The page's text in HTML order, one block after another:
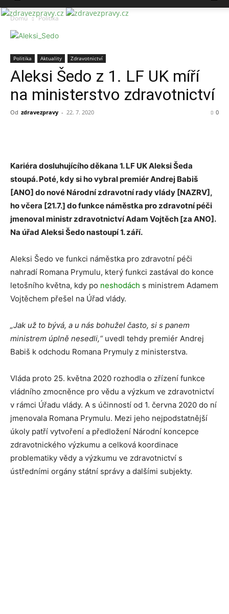
Domů Politika
Politika Aktuality Zdravotnictví
Aleksi Šedo z 1. LF UK míří
na ministerstvo zdravotnictví
Od zdravezpravy - 22. 7. 2020 0
Kariéra dosluhujícího děkana 1. LF UK Aleksi Šeda
stoupá. Poté, kdy si ho vybral premiér Andrej Babiš
[ANO] do nové Národní zdravotní rady vlády [NAZRV],
ho včera [21.7.] do funkce náměstka pro zdravotní péči
jmenoval ministr zdravotnictví Adam Vojtěch [za ANO].
Na úřad Aleksi Šedo nastoupí 1. září.
Aleksi Šedo ve funkci náměstka pro zdravotní péči
nahradí Romana Prymulu, který funkci zastával do konce
letošního května, kdy po neshodách s ministrem Adamem
Vojtěchem přešel na Úřad vlády.
„Jak už to bývá, a u nás bohužel často, si s panem
ministrem úplně nesedli,“ uvedl tehdy premiér Andrej
Babiš k odchodu Romana Prymuly z ministerstva.
Vláda proto 25. května 2020 rozhodla o zřízení funkce
vládního zmocněnce pro vědu a výzkum ve zdravotnictví
v rámci Úřadu vlády. A s účinností od 1. června 2020 do ní
jmenovala Romana Prymulu. Mezi jeho nejpodstatnější
úkoly patří vytvoření a předložení Národní koncepce
zdravotnického výzkumu a celková koordinace
problematiky vědy a výzkumu ve zdravotnictví s
ústředními orgány státní správy a dalšími subjekty.